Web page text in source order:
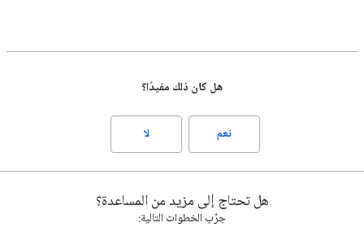
هل كان ذلك مفيدًا؟
نعم لا
هل تحتاج إلى مزيد من المساعدة؟
جرِّب الخطوات التالية: